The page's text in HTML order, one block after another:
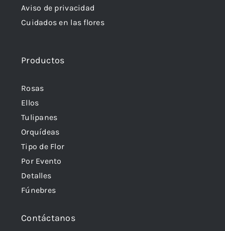
Aviso de privacidad
Cuidados en las flores
Productos
Rosas
Ellos
Tulipanes
Orquídeas
Tipo de Flor
Por Evento
Detalles
Fúnebres
Contáctanos